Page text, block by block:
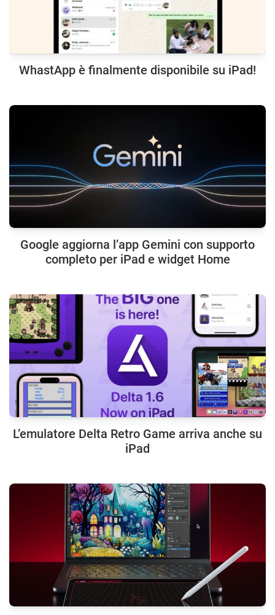
WhastApp è finalmente disponibile su iPad!
Google aggiorna l’app Gemini con supporto
completo per iPad e widget Home
L’emulatore Delta Retro Game arriva anche su
iPad